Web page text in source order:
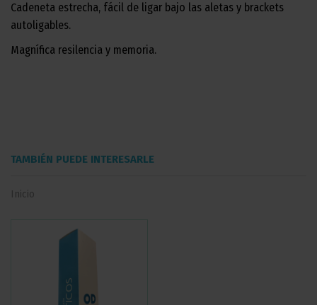
Cadeneta estrecha, fácil de ligar bajo las aletas y brackets
autoligables.
Magnífica resilencia y memoria.
TAMBIÉN PUEDE INTERESARLE
Inicio